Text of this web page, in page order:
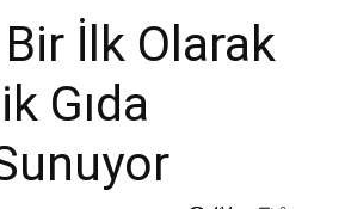
İlk Olarak
Gıda